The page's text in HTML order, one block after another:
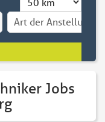
Art der Anstellung
Jobs